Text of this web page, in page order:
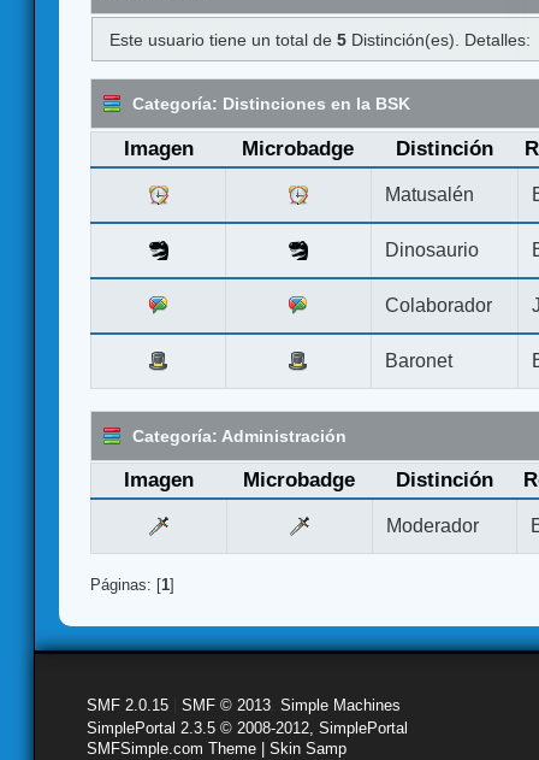
Este usuario tiene un total de5 Distinción(es). Detalles:
Categoría: Distinciones en la BSK
Imagen Microbadge Distinción
Matusalén
Dinosaurio
Colaborador
Baronet
Categoría: Administración
Imagen Microbadge Distinción
Moderador
Páginas: [1]
SMF 2.0.15 SMF © 2013 Simple Machines
SimplePortal 2.3.5 © 2008-2012, SimplePortal
SMFSimple.com Theme | Skin Samp